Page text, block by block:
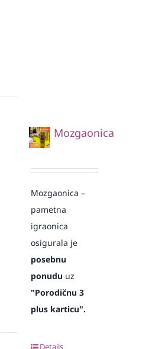
Mozgaonica
Mozgaonica –
pametna
igraonica
osigurala je
posebnu
ponudu uz
"Porodičnu 3
plus karticu".
Details